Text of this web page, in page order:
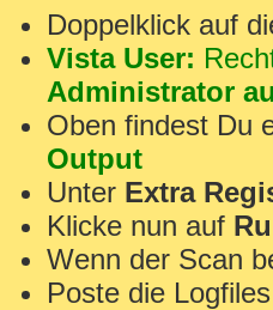
Doppelklick auf
Vista User:
Administrator
Oben findest Du
Output
Unter Extra
Klicke nun auf
Wenn der Scan
Poste die